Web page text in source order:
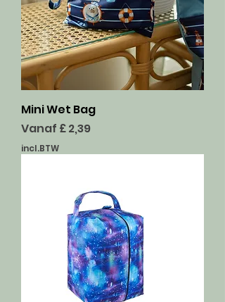
Mini Wet Bag
Vanaf £ 2,39
Verkoopprijs
incl.BTW